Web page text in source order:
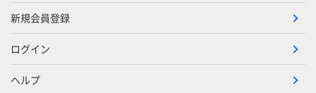
新規会員登録
ログイン
ヘルプ